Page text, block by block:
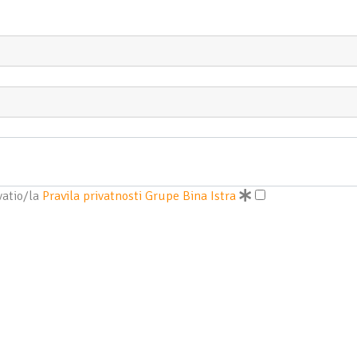
la Pravila privatnosti Grupe Bina Istra